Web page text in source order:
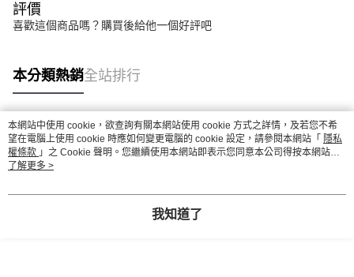
評價
喜歡這個商品嗎？購買後給他一個好評吧
本分類熱銷全站排行
熱門標籤
本網站中使用 cookie，欲查詢有關本網站使用 cookie 方式之詳情，及若您不希
望在電腦上使用 cookie 時應如何變更電腦的 cookie 設定，請參閱本網站「 隱私
權條款 」之 Cookie 聲明。您繼續使用本網站即表示您同意本公司得按本網站使
用條款之 Cookie 聲明使用 cookie。
了解更多 >
我知道了